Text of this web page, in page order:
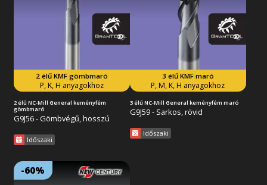
2 élű KMF gömbmaró
P, K, H anyagokhoz
Tovább az akcióra
2 élű NC-Mill General keményfém
gömbmaró
G9J56 - Gömbvégű, hosszú
Időszaki
3 élű KMF maró
P, M, K, H anyagokhoz
Tovább az akcióra
3 élű NC-Mill General keményfém maró
G9J59 - Sarkos, rövid
Időszaki
-60%
Lejárat: 2026/09/30